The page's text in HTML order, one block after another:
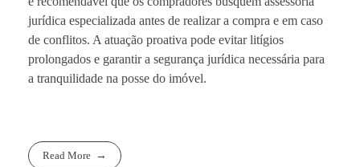
jurídica especializada antes de realizar a compra e em caso
de conflitos. A atuação proativa pode evitar litígios
prolongados e garantir a segurança jurídica necessária para
a tranquilidade na posse do imóvel.
Read More